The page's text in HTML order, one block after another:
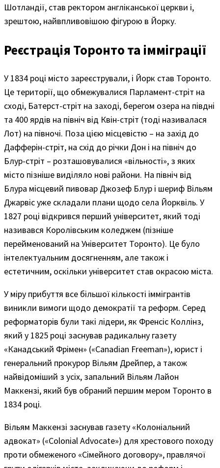
Шотландії, став ректором англіканської церкви і,
зрештою, найвпливовішою фігурою в Йорку.
Реєстрація Торонто та імміграції
У 1834 році місто зареєстрували, і Йорк став Торонто.
Це території, що обмежувалися Парламент-стріт на
сході, Батерст-стріт на заході, берегом озера на півдні
та 400 ярдів на північ від Квін-стріт (тоді називалася
Лот) на півночі. Поза цією місцевістю – на захід до
Дафферін-стріт, на схід до річки Дон і на північ до
Блур-стріт – розташовувалися «вільності», з яких
місто пізніше виділяло нові райони. На північ від
Блура місцевий пивовар Джозеф Блур і шериф Вільям
Джарвіс уже складали плани щодо села Йорквіль. У
1827 році відкрився перший університет, який тоді
називався Королівським коледжем (пізніше
перейменований на Університет Торонто). Це було
інтелектуальним досягненням, але також і
естетичним, оскільки університет став окрасою міста.
У міру прибуття все більшої кількості іммігрантів
виникли вимоги щодо демократії та реформ. Серед
реформаторів були такі лідери, як Френсіс Коллінз,
який у 1825 році заснував радикальну газету
«Канадський Фрімен» («Canadian Freeman»), юрист і
генеральний прокурор Вільям Дрейпер, а також
найвідоміший з усіх, запальний Вільям Лайон
Маккензі, який був обраний першим мером Торонто в
1834 році.
Вільям Маккензі заснував газету «Колоніальний
адвокат» («Colonial Advocate») для хрестового походу
проти обмеженого «Сімейного договору», правлячої